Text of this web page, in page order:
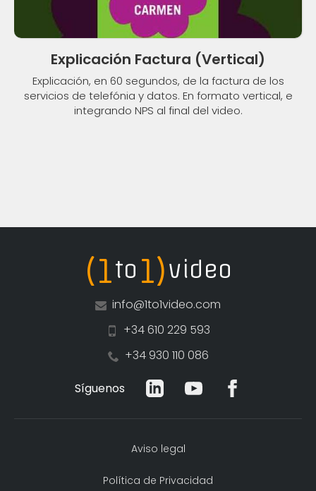
Explicación Factura (Vertical)
Explicación, en 60 segundos, de la factura de los
servicios de telefónia y datos. En formato vertical, e
integrando NPS al final del video.
(1to 1)video
info@1to1video.com
+34 610 229 593
+34 930 110 086
Síguenos
Aviso legal
Política de Privacidad